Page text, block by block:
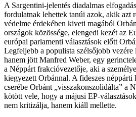
A Sargentini-jelentés diadalmas
fordulatnak lehettek tanúi azok, akik azt
védelme érdekében kiveti magából
országok közössége, elengedi kezét az
európai parlamenti választások előtt
Legfeljebb a populista szélsőjobb vezére
hanem jött Manfred Weber, egy
a Néppárt frakcióvezetője, aki a
kiegyezett Orbánnal. A fideszes néppárti
cserébe Orbánt „visszakonszolidálta” a
kötött vele, hogy a májusi EP-
nem kritizálja, hanem kiáll mellette.